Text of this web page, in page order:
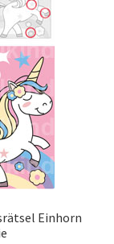
Einhorn